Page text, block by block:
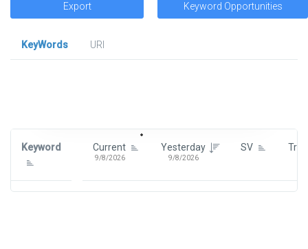
Export Keyword Opportunities
KeyWords
URl
Keyword Current
9/8/2026
Yesterday
9/8/2026
SV